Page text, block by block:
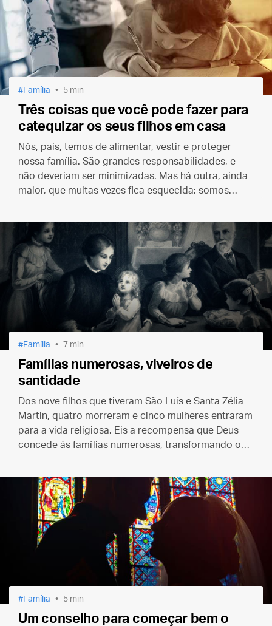
Família 5 min
Três coisas que você pode fazer para
catequizar os seus filhos em casa
Nós, pais, temos de alimentar, vestir e proteger
nossa família. São grandes responsabilidades, e
não deveriam ser minimizadas. Mas há outra, ainda
maior, que muitas vezes fica esquecida: somos
Família 7 min
Famílias numerosas, viveiros de
santidade
Dos nove filhos que tiveram São Luís e Santa Zélia
Martin, quatro morreram e cinco mulheres entraram
para a vida religiosa. Eis a recompensa que Deus
concede às famílias numerosas, transformando os
Família 5 min
Um conselho para começar bem o